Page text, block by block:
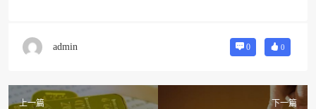
admin 0 0
上一篇
下一篇